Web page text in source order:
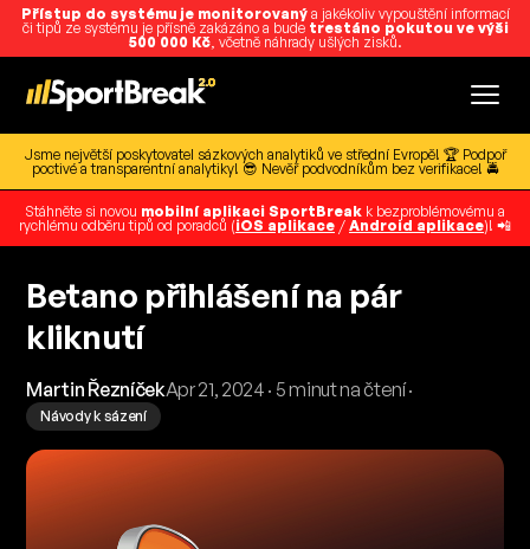
Přístup do systému je monitorovanýa jakékoliv vypouštění informací
či tipů ze systému je přísně zakázáno a bude trestáno pokutou ve výši
500 000 Kč, včetně náhrady ušlých zisků.
Jsme největší poskytovatel sázkových analytiků ve střední Evropě! 🏆 Podpoř
poctivé a transparentní analytiky! 😎 Nevěř podvodníkům bez verifikace! 🚔
Stáhněte si novou mobilní aplikaci SportBreak k bezproblémovému a
rychlému odběru tipů od poradců (iOS aplikace / Android aplikace)! 📲
Betano přihlášení na pár
kliknutí
Martin ŘezníčekApr 21, 2024 · 5 minut na čtení ·
Návody k sázení